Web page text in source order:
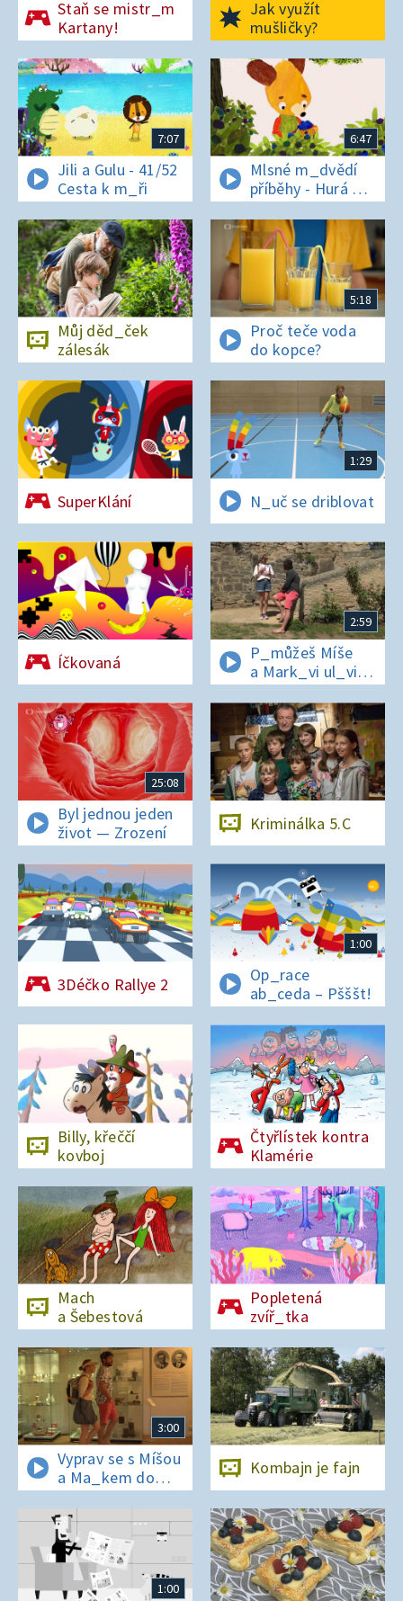
Staň se mistr_m
Kartany!
Jak využít
mušličky?
7:07
Jili a Gulu - 41/52
Cesta k m_ři
6:47
Mlsné m_dvědí
příběhy - Hurá na
bor_vky
Můj děd_ček
zálesák
5:18
Proč teče voda
do kopce?
SuperKlání
1:29
N_uč se driblovat
Íčkovaná
2:59
P_můžeš Míše
a Mark_vi ul_vit
hesl_ na zámku
v Nelahezevsi?
25:08
Byl jednou jeden
život — Zrození
Kriminálka 5.C
3Déčko Rallye 2
1:00
Op_race
ab_ceda – Pšššt!
Billy, křeččí
kovboj
Čtyřlístek kontra
Klamérie
Mach
a Šebestová
Popletená
zvíř_tka
3:00
Vyprav se s Míšou
a Ma_kem do
Dobrovických
muzeí
Kombajn je fajn
1:00